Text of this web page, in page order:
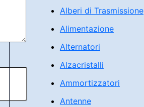
Alberi di Trasmissione
Alimentazione
Alternatori
Alzacristalli
Ammortizzatori
Antenne